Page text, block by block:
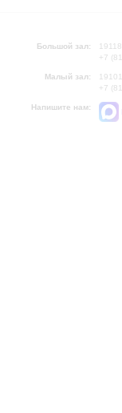
Большой зал:
+7
Малый зал:
+7
Напишите нам: